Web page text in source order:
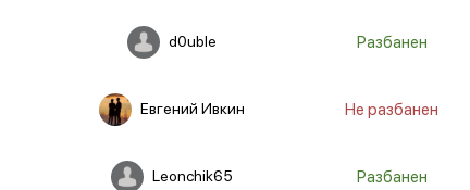
d0uble Разбанен
Евгений Ивкин Не разбанен
Leonchik65 Разбанен